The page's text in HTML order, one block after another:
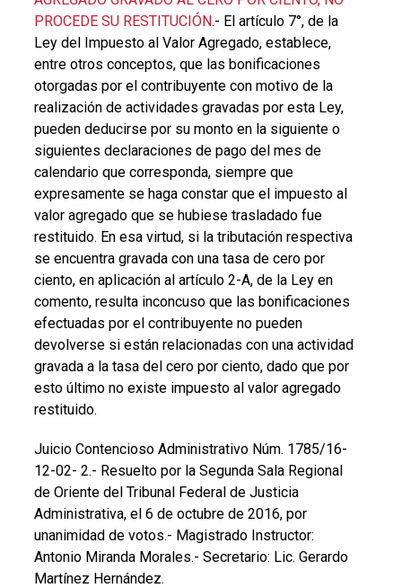
PROCEDE SU RESTITUCIÓN.- El artículo 7°, de la
Ley del Impuesto al Valor Agregado, establece,
entre otros conceptos, que las bonificaciones
otorgadas por el contribuyente con motivo de la
realización de actividades gravadas por esta Ley,
pueden deducirse por su monto en la siguiente o
siguientes declaraciones de pago del mes de
calendario que corresponda, siempre que
expresamente se haga constar que el impuesto al
valor agregado que se hubiese trasladado fue
restituido. En esa virtud, si la tributación respectiva
se encuentra gravada con una tasa de cero por
ciento, en aplicación al artículo 2-A, de la Ley en
comento, resulta inconcuso que las bonificaciones
efectuadas por el contribuyente no pueden
devolverse si están relacionadas con una actividad
gravada a la tasa del cero por ciento, dado que por
esto último no existe impuesto al valor agregado
restituido.
Juicio Contencioso Administrativo Núm. 1785/16-
12-02- 2.- Resuelto por la Segunda Sala Regional
de Oriente del Tribunal Federal de Justicia
Administrativa, el 6 de octubre de 2016, por
unanimidad de votos.- Magistrado Instructor:
Antonio Miranda Morales.- Secretario: Lic. Gerardo
Martínez Hernández.